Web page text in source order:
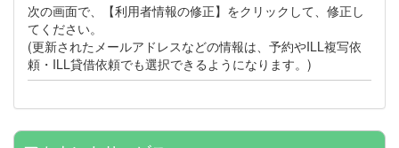
次の画面で、【利用者情報の修正】をクリックして、修正し
てください。
(更新されたメールアドレスなどの情報は、予約やILL複写依
頼・ILL貸借依頼でも選択できるようになります。)